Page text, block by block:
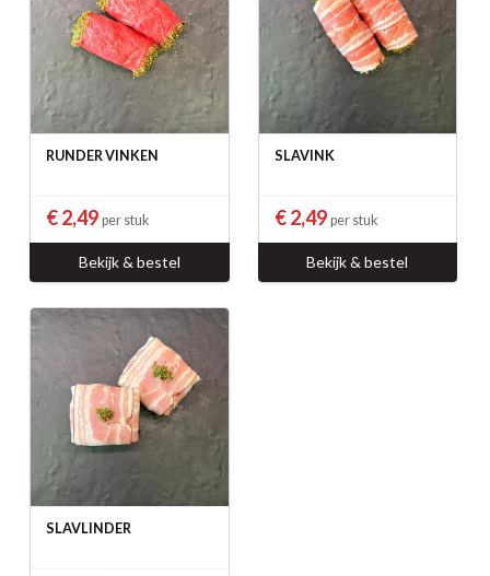
RUNDER VINKEN
€ 2,49 per stuk
Bekijk & bestel
SLAVINK
€ 2,49 per stuk
Bekijk & bestel
SLAVLINDER